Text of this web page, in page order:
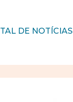
DE NOTÍCIAS